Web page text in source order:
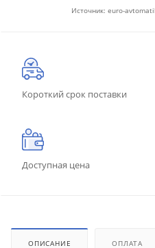
Источник: euro-
Короткий срок поставки
Доступная цена
ОПИСАНИЕ ОПЛАТА